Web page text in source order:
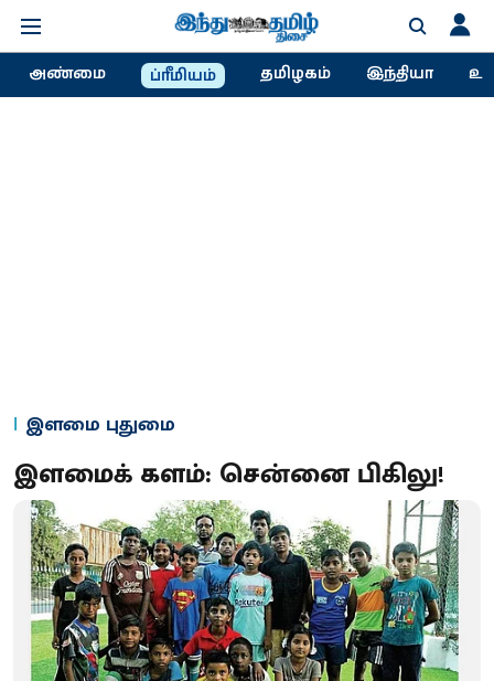
அண்மை ப்ரீமியம் தமிழகம் இந்தியா
இளமை புதுமை
இளமைக் களம்: சென்னை பிகிலு!